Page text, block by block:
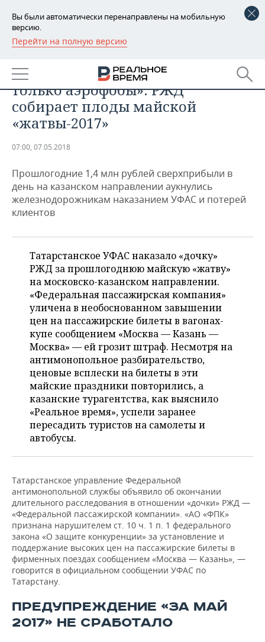
Вы были автоматически перенаправлены на мобильную
версию.
Перейти на полную версию
РЕГИОНЫ
БАШКОРТОСТАН
ТАТАРСТАН
УДМУРТИЯ
НОВОСТИ
АНАЛИТИКА
НОВОСТИ АНАЛИТИКИ
ДЕКЛАРАЦИИ О ДОХОДАХ
КОРОЛИ ГОСЗАКАЗА ПФО
ВУЗЫ ТАТАРСТАНА
ТАТАРСТАНА
ЭКОНОМИКА
НОВОСТИ ЭКОНОМИКИ
ФИНАНСЫ
БАНКИ
ИНВЕСТИЦИИ
ПРОМЫШЛЕННОСТЬ
НОВОСТИ
ПРОМЫШЛЕННОСТИ
АГРОПРОМ
НЕФТЕХИМИЯ
НЕФТЬ
ОПК
ЭНЕРГЕТИКА
НЕДВИЖИМОСТЬ
НОВОСТИ НЕДВИЖИМОСТИ
АВТО
НОВОСТИ БИЗНЕСА
РОЗНИЧНАЯ ТОРГОВЛЯ
ТРАНСПОРТ
УСЛУГИ
ТЕХНОЛОГИИ
НОВОСТИ ТЕХНОЛОГИЙ
МЕДИА
ТЕЛЕКОММУНИКАЦИИ
МЕРОПРИЯТИЯ
НОВОСТИ МЕРОПРИЯТИЙ
ВЫЕЗДНАЯ РЕДАКЦИЯ
БИЗНЕС-БРАНЧИ
ONLINE-КОНФЕРЕНЦИИ
ОТКРЫТАЯ ЛЕКЦИЯ
СПОРТ
НОВОСТИ СПОРТА
ФУТБОЛ
ХОККЕЙ
БАСКЕТБОЛ
КИБЕРСПОРТ
ФИГУРНОЕ КАТАНИЕ
ВОДНЫЕ ВИДЫ СПОРТА
ХОККЕЙ С МЯЧОМ
ОБЩЕСТВО
НОВОСТИ ОБЩЕСТВА
ВЛАСТЬ
ИНФРАСТРУКТУРА
КУЛЬТУРА
МЕДИЦИНА
ОБРАЗОВАНИЕ
ПРОИСШЕСТВИЯ
ФОТОГАЛЕРЕЯ
СЮЖЕТЫ
СПРАВОЧНИК
СПИСОК КОМПАНИЙ
«Поездами передвигаются
только аэрофобы»: РЖД
собирает плоды майской
«жатвы-2017»
07:00, 07.05.2018
Прошлогодние 1,4 млн рублей сверхприбыли в
день на казанском направлении аукнулись
железнодорожникам наказанием УФАС и потерей
клиентов
Татарстанское УФАС наказало «дочку»
РЖД за прошлогоднюю майскую «жатву»
на московско-казанском направлении.
«Федеральная пассажирская компания»
уличена в необоснованном завышении
цен на пассажирские билеты в вагонах-
купе сообщением «Москва — Казань —
Москва» — ей грозит штраф. Несмотря на
антимонопольное разбирательство,
ценовые всплески на билеты в эти
майские праздники повторились, а
казанские турагентства, как выяснило
«Реальное время», успели заранее
пересадить туристов на самолеты и
автобусы.
Татарстанское управление Федеральной
антимонопольной службы объявило об окончании
длительного расследования в отношении «дочки» РЖД —
«Федеральной пассажирской компании». «АО «ФПК»
признана нарушителем ст. 10 ч. 1 п. 1 федерального
закона «О защите конкуренции» за установление и
поддержание высоких цен на пассажирские билеты в
фирменных поездах сообщением «Москва — Казань», —
говорится в официальном сообщении УФАС по
Татарстану.
ПРЕДУПРЕЖДЕНИЕ «ЗА МАЙ
2017» НЕ СРАБОТАЛО